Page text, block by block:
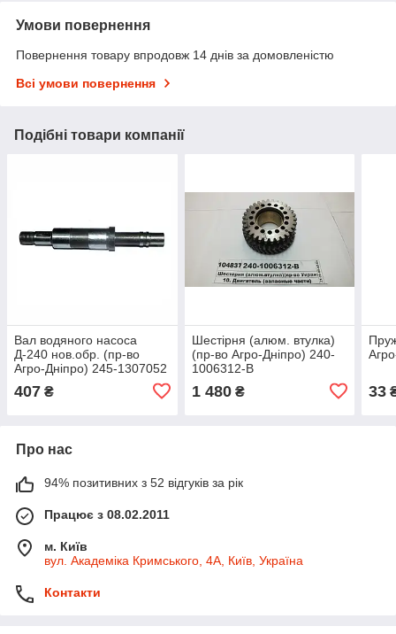
Умови повернення
Повернення товару впродовж 14 днів за домовленістю
Всі умови повернення
Подібні товари компанії
Вал водяного насоса
Д-240 нов.обр. (пр-во
Агро-Дніпро) 245-1307052
407 ₴
Шестірня (алюм. втулка)
(пр-во Агро-Дніпро) 240-
1006312-В
1 480₴ 33
Про нас
94% позитивних з 52 відгуків за рік
Працює з 08.02.2011
м. Київ
вул. Академіка Кримського, 4А, Київ, Україна
Контакти